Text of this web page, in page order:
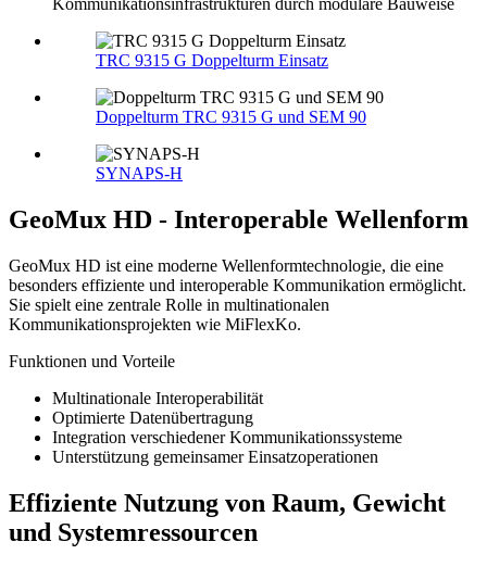
Kommunikationsinfrastrukturen durch modulare Bauweise
TRC 9315 G Doppelturm Einsatz
Doppelturm TRC 9315 G und SEM 90
SYNAPS-H
GeoMux HD - Interoperable Wellenform
GeoMux HD ist eine moderne Wellenformtechnologie, die eine
besonders effiziente und interoperable Kommunikation ermöglicht.
Sie spielt eine zentrale Rolle in multinationalen
Kommunikationsprojekten wie MiFlexKo.
Funktionen und Vorteile
Multinationale Interoperabilität
Optimierte Datenübertragung
Integration verschiedener Kommunikationssysteme
Unterstützung gemeinsamer Einsatzoperationen
Effiziente Nutzung von Raum, Gewicht
und Systemressourcen